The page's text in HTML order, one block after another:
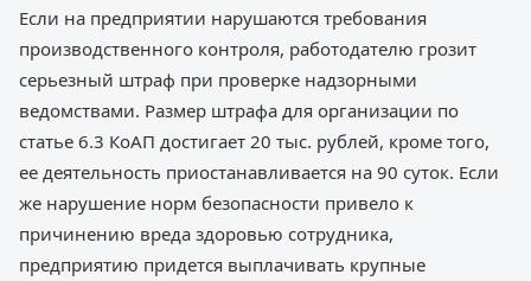
Если на предприятии нарушаются требования
производственного контроля, работодателю грозит
серьезный штраф при проверке надзорными
ведомствами. Размер штрафа для организации по
статье 6.3 КоАП достигает 20 тыс. рублей, кроме того,
ее деятельность приостанавливается на 90 суток. Если
же нарушение норм безопасности привело к
причинению вреда здоровью сотрудника,
предприятию придется выплачивать крупные